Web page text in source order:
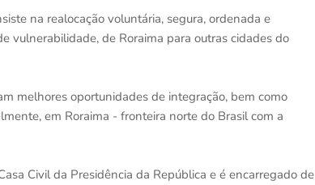
na realocação voluntária, segura, ordenada e
vulnerabilidade, de Roraima para outras cidades do
melhores oportunidades de integração, bem como
em Roraima - fronteira norte do Brasil com a
Civil da Presidência da República e é encarregado de